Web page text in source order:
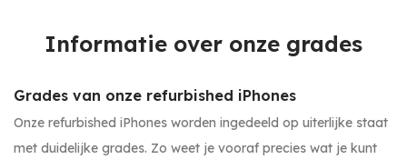
Informatie over onze grades
Grades van onze refurbished iPhones
Onze refurbished iPhones worden ingedeeld op uiterlijke staat
met duidelijke grades. Zo weet je vooraf precies wat je kunt